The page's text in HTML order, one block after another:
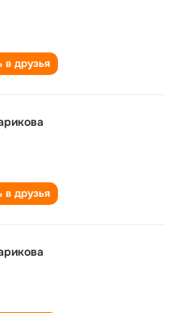
в друзья
в друзья